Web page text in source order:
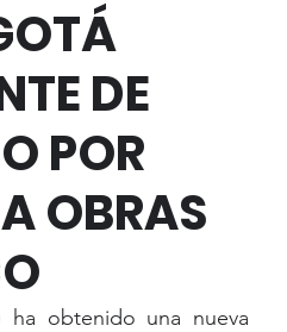
DE
POR
OBRAS
ha obtenido una nueva